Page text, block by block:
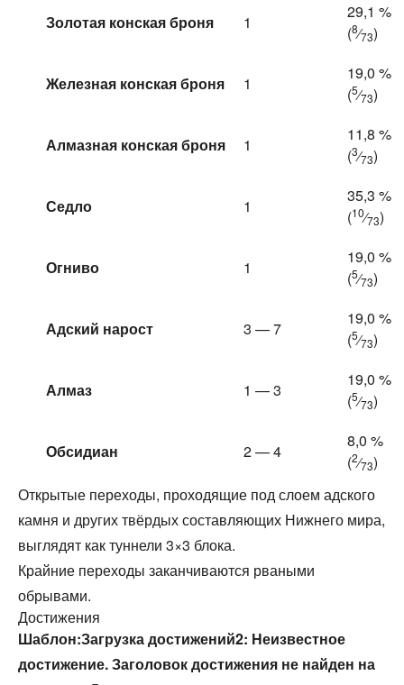
Золотая конская броня 1
29,1 %
(8⁄73)
Железная конская броня 1
19,0 %
(5⁄73)
Алмазная конская броня 1
11,8 %
(3⁄73)
Седло 1
35,3 %
(10⁄73)
Огниво 1
19,0 %
(5⁄73)
Адский нарост 3 — 7
19,0 %
(5⁄73)
Алмаз 1 — 3
19,0 %
(5⁄73)
Обсидиан 2 — 4
8,0 %
(2⁄73)
Открытые переходы, проходящие под слоем адского
камня и других твёрдых составляющих Нижнего мира,
выглядят как туннели 3×3 блока.
Крайние переходы заканчиваются рваными
обрывами.
Достижения
Шаблон:Загрузка достижений2: Неизвестное
достижение. Заголовок достижения не найден на